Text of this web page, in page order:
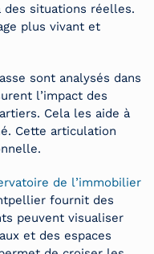
des situations réelles.
plus vivant et
sont analysés dans
l’impact des
Cela les aide à
Cette articulation
de l’immobilier
fournit des
peuvent visualiser
et des espaces